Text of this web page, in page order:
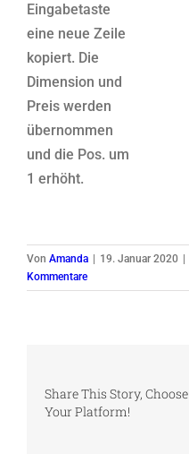
Eingabetaste
eine neue Zeile
kopiert. Die
Dimension und
Preis werden
übernommen
und die Pos. um
1 erhöht.
Von Amanda 19. Januar 2020
Kommentare
Share This Story, Choose
Your Platform!